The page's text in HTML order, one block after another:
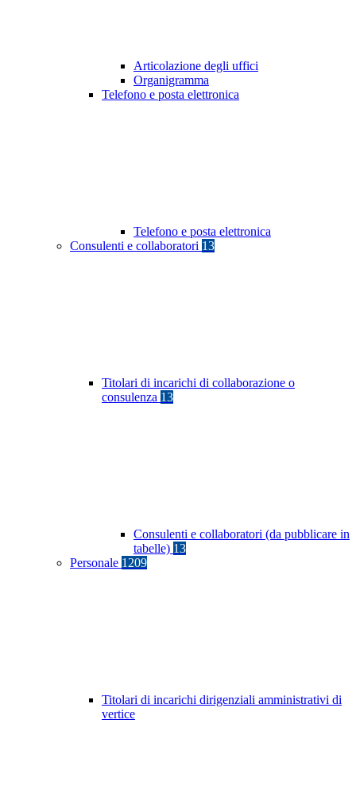
Articolazione degli uffici
Organigramma
Telefono e posta elettronica
Telefono e posta elettronica
Consulenti e collaboratori 13
Titolari di incarichi di collaborazione o
consulenza 13
Consulenti e collaboratori (da pubblicare in
tabelle) 13
Personale 1209
Titolari di incarichi dirigenziali amministrativi di
vertice